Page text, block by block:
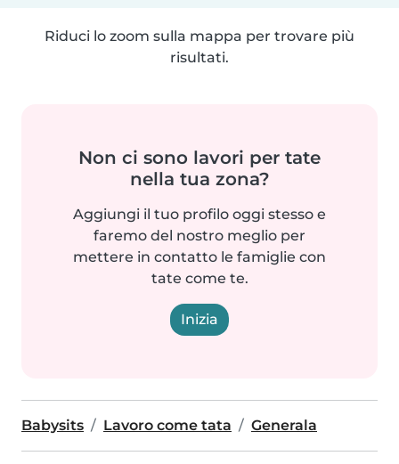
Riduci lo zoom sulla mappa per trovare più
risultati.
Non ci sono lavori per tate
nella tua zona?
Aggiungi il tuo profilo oggi stesso e
faremo del nostro meglio per
mettere in contatto le famiglie con
tate come te.
Inizia
Babysits Lavoro come tata Generala